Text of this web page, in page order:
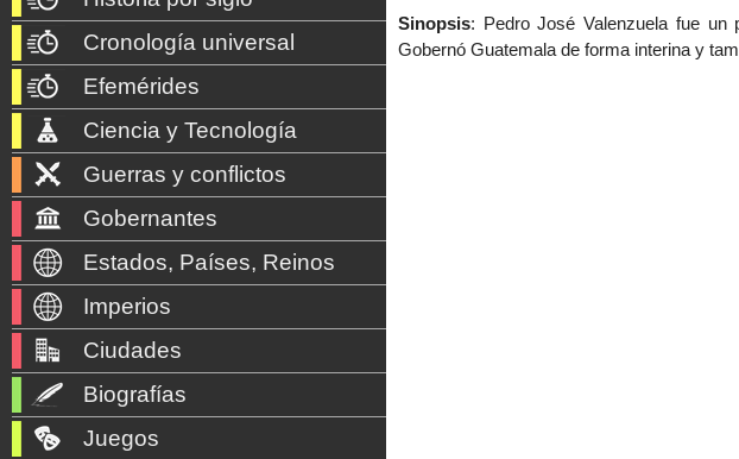
Sinopsis: Pedro José Valenzuela fue un
Gobernó Guatemala de forma interina y
Cronología universal
Efemérides
Ciencia y Tecnología
Guerras y conflictos
Gobernantes
Estados, Países, Reinos
Imperios
Ciudades
Biografías
Juegos